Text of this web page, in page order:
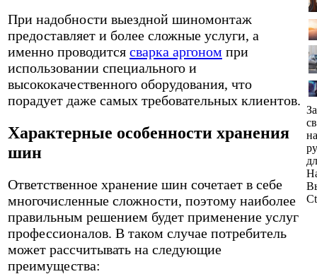
При надобности выездной шиномонтаж
предоставляет и более сложные услуги, а
именно проводится сварка аргоном при
использовании специального и
высококачественного оборудования, что
порадует даже самых требовательных клиентов.
Характерные особенности хранения
шин
Ответственное хранение шин сочетает в себе
многочисленные сложности, поэтому наиболее
правильным решением будет применение услуг
профессионалов. В таком случае потребитель
может рассчитывать на следующие
преимущества: